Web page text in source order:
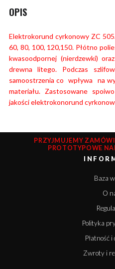
OPIS
Elektrokorund cyrkonowy ZC
60, 80, 100, 120,150. Płótno
kwasoodpornej (nierdzewki)
drewna litego. Podczas
samoostrzenia co wpływa na
materiału.Zastosowane
jakości elektrokonorund
PRZYJMUJEMY
PROTOTYPOWE
Baza
O
Polityka
Płatność
Zwroty i